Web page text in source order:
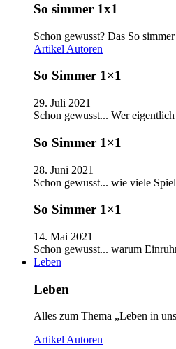
So simmer 1x1
Schon gewusst? Das So
Artikel Autoren
So Simmer 1×1
29. Juli 2021
Schon gewusst... Wer
So Simmer 1×1
28. Juni 2021
Schon gewusst... wie viele
So Simmer 1×1
14. Mai 2021
Schon gewusst... warum
Leben
Leben
Alles zum Thema „Leben in
ArtikelAutoren